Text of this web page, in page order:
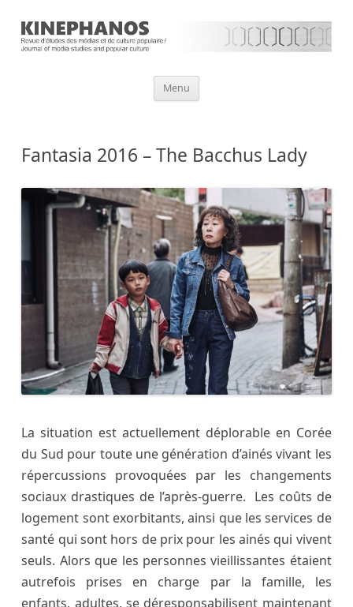
Menu
Fantasia 2016 – The Bacchus Lady
La situation est actuellement déplorable en Corée
du Sud pour toute une génération d’ainés vivant les
répercussions provoquées par les changements
sociaux drastiques de l’après-guerre. Les coûts de
logement sont exorbitants, ainsi que les services de
santé qui sont hors de prix pour les ainés qui vivent
seuls. Alors que les personnes vieillissantes étaient
autrefois prises en charge par la famille, les
enfants, adultes, se déresponsabilisent maintenant